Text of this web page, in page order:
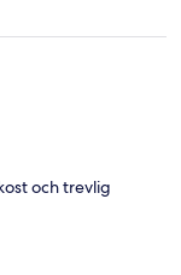
och trevlig